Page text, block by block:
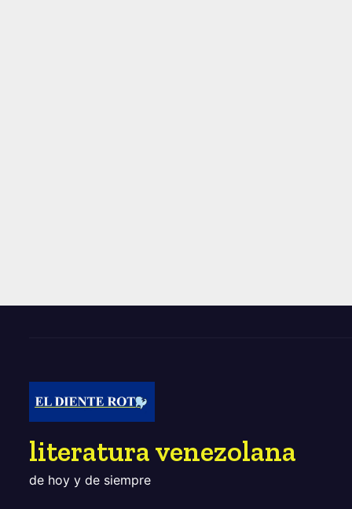
literatura venezolana
de hoy y de siempre